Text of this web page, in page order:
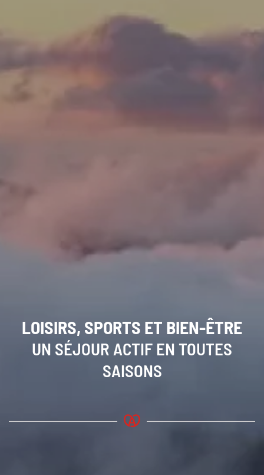
LOISIRS, SPORTS ET BIEN-ÊTRE
UN SÉJOUR ACTIF EN TOUTES
SAISONS